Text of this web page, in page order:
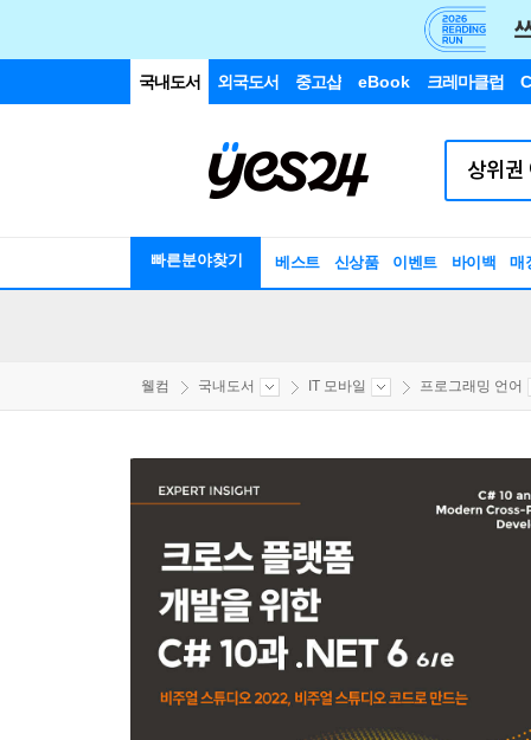
국내도서 외국도서 중고샵 eBook 크레마클럽
빠른분야찾기 베스트 신상품 이벤트 바이백 매
웰컴 국내도서 IT 모바일 프로그래밍 언어